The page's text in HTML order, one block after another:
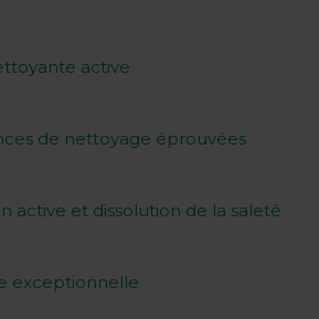
active
de nettoyage éprouvées
active et dissolution de la saleté
exceptionnelle